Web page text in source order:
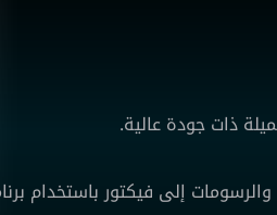
ذات جودة عالية.
إلى فيكتور باستخدام